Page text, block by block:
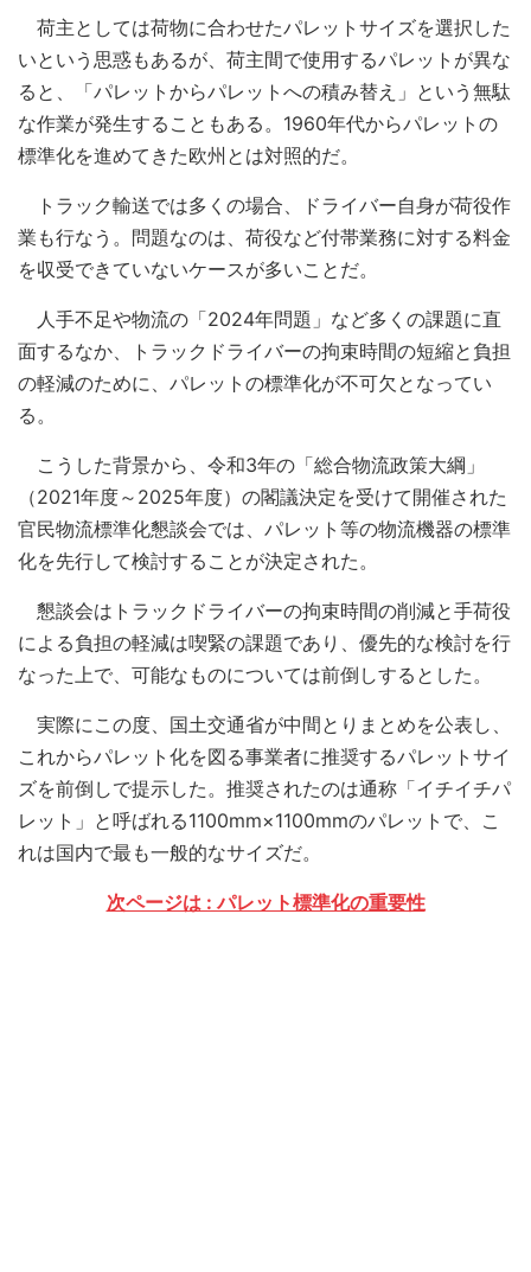
荷主としては荷物に合わせたパレットサイズを選択した
いという思惑もあるが、荷主間で使用するパレットが異な
ると、「パレットからパレットへの積み替え」という無駄
な作業が発生することもある。1960年代からパレットの
標準化を進めてきた欧州とは対照的だ。
トラック輸送では多くの場合、ドライバー自身が荷役作
業も行なう。問題なのは、荷役など付帯業務に対する料金
を収受できていないケースが多いことだ。
人手不足や物流の「2024年問題」など多くの課題に直
面するなか、トラックドライバーの拘束時間の短縮と負担
の軽減のために、パレットの標準化が不可欠となってい
る。
こうした背景から、令和3年の「総合物流政策大綱」
（2021年度～2025年度）の閣議決定を受けて開催された
官民物流標準化懇談会では、パレット等の物流機器の標準
化を先行して検討することが決定された。
懇談会はトラックドライバーの拘束時間の削減と手荷役
による負担の軽減は喫緊の課題であり、優先的な検討を行
なった上で、可能なものについては前倒しするとした。
実際にこの度、国土交通省が中間とりまとめを公表し、
これからパレット化を図る事業者に推奨するパレットサイ
ズを前倒しで提示した。推奨されたのは通称「イチイチパ
レット」と呼ばれる1100mm×1100mmのパレットで、こ
れは国内で最も一般的なサイズだ。
次ページは : パレット標準化の重要性